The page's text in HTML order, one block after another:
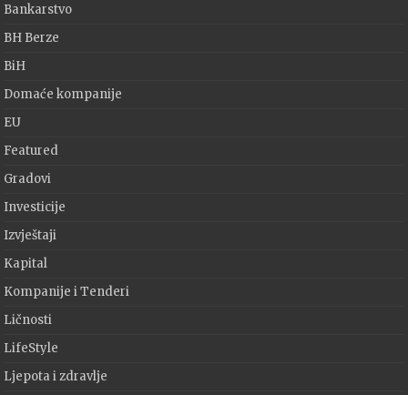
Bankarstvo
BH Berze
BiH
Domaće kompanije
EU
Featured
Gradovi
Investicije
Izvještaji
Kapital
Kompanije i Tenderi
Ličnosti
LifeStyle
Ljepota i zdravlje